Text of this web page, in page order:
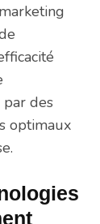
par des
optimaux